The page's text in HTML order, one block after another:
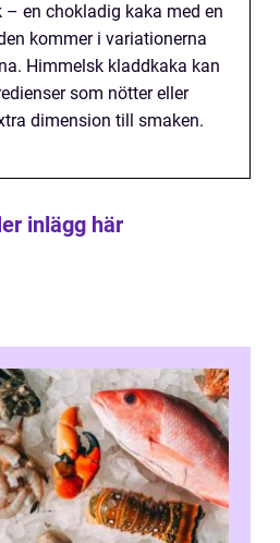
en chokladig kaka med en
kommer i variationerna
Himmelsk kladdkaka kan
som nötter eller
dimension till smaken.
inlägg här